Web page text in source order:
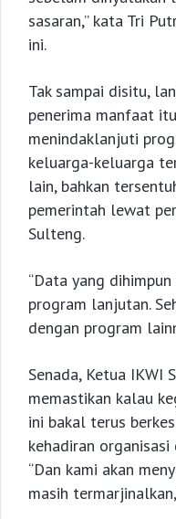
sasaran,” kata Tri
ini.
Tak sampai disitu,
penerima manfaat
menindaklanjuti
keluarga-keluarga
lain, bahkan
pemerintah lewat
Sulteng.
“Data yang
program lanjutan.
dengan program
Senada, Ketua IKWI
memastikan kalau
ini bakal terus
kehadiran
“Dan kami akan
masih